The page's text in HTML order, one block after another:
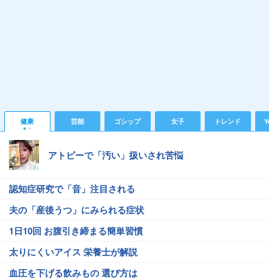
健康 芸能 ゴシップ 女子 トレンド
アトピーで「汚い」扱いされ苦悩
認知症研究で「音」注目される
夫の「産後うつ」にみられる症状
1日10回 お腹引き締まる簡単習慣
太りにくいアイス 栄養士が解説
血圧を下げる飲みもの 選び方は